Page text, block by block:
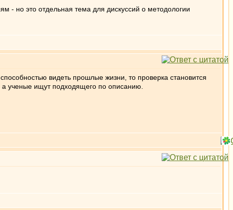
но это отдельная тема для дискуссий о методологии
видеть прошлые жизни, то проверка становится
ученые ищут подходящего по описанию.